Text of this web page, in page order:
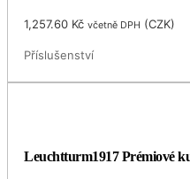
1,257.60 Kč včetně DPH (CZK)
Příslušenství
Leuchtturm1917 Prémiové